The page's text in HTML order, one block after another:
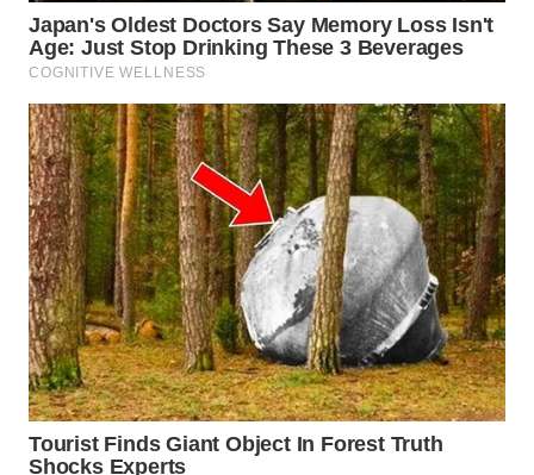
WN
SIMALUNGUN
LABUHANBATU
WN
TAPANULI
TENGAH
WN DELI
SERDANG
WN
TEBING
TINGGI